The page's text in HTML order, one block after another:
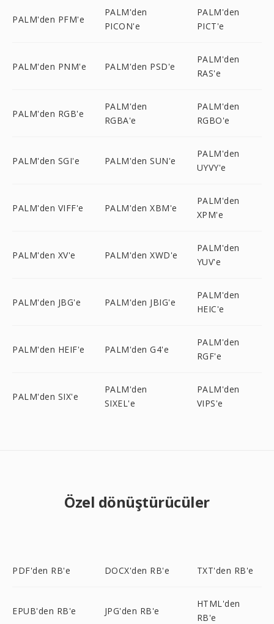
PALM'den PFM'e
PALM'den
PICON'e
PALM'den
PICT'e
PALM'den PNM'e PALM'den PSD'e
PALM'den
RAS'e
PALM'den RGB'e
PALM'den
RGBA'e
PALM'den
RGBO'e
PALM'den SGI'e PALM'den SUN'e
PALM'den
UYVY'e
PALM'den VIFF'e PALM'den XBM'e
PALM'den
XPM'e
PALM'den XV'e PALM'den XWD'e
PALM'den
YUV'e
PALM'den JBG'e PALM'den JBIG'e
PALM'den
HEIC'e
PALM'den HEIF'e PALM'den G4'e
PALM'den
RGF'e
PALM'den SIX'e
PALM'den
SIXEL'e
PALM'den
VIPS'e
Özel dönüştürücüler
PDF'den RB'e DOCX'den RB'e TXT'den RB'e
EPUB'den RB'e JPG'den RB'e
HTML'den
RB'e